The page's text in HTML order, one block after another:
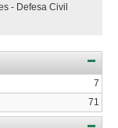
- Defesa Civil
7
71